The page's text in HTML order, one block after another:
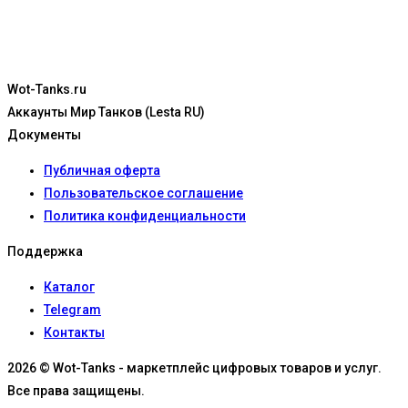
Wot-Tanks.ru
Аккаунты Мир Танков (Lesta RU)
Документы
Публичная оферта
Пользовательское соглашение
Политика конфиденциальности
Поддержка
Каталог
Telegram
Контакты
2026 © Wot-Tanks - маркетплейс цифровых товаров и услуг.
Все права защищены.